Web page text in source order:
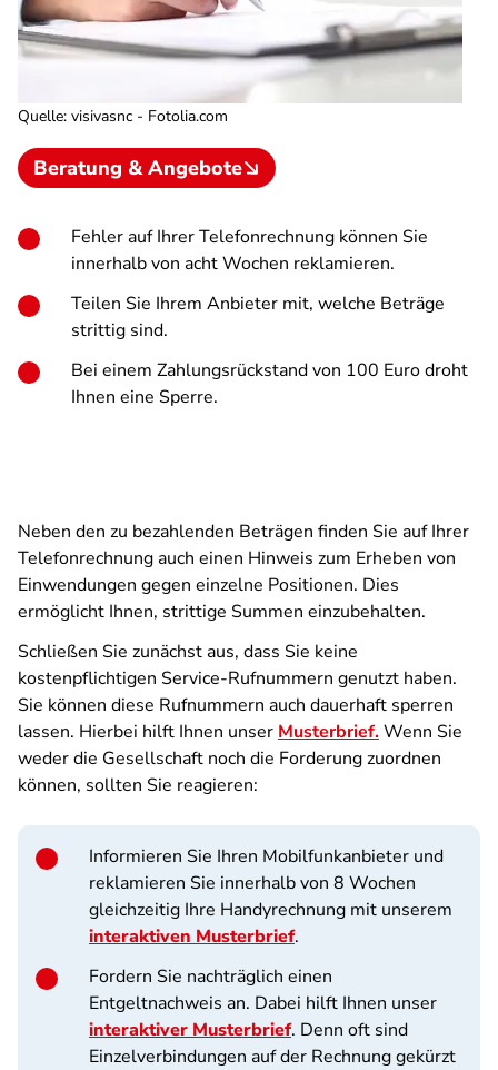
Quelle: visivasnc - Fotolia.com
Beratung & Angebote
Fehler auf Ihrer Telefonrechnung können Sie
innerhalb von acht Wochen reklamieren.
Teilen Sie Ihrem Anbieter mit, welche Beträge
strittig sind.
Bei einem Zahlungsrückstand von 100 Euro droht
Ihnen eine Sperre.
Neben den zu bezahlenden Beträgen finden Sie auf Ihrer
Telefonrechnung auch einen Hinweis zum Erheben von
Einwendungen gegen einzelne Positionen. Dies
ermöglicht Ihnen, strittige Summen einzubehalten.
Schließen Sie zunächst aus, dass Sie keine
kostenpflichtigen Service-Rufnummern genutzt haben.
Sie können diese Rufnummern auch dauerhaft sperren
lassen. Hierbei hilft Ihnen unser Musterbrief.Wenn Sie
weder die Gesellschaft noch die Forderung zuordnen
können, sollten Sie reagieren:
Informieren Sie Ihren Mobilfunkanbieter und
reklamieren Sie innerhalb von 8 Wochen
gleichzeitig Ihre Handyrechnung mit unserem
interaktiven Musterbrief.
Fordern Sie nachträglich einen
Entgeltnachweis an. Dabei hilft Ihnen unser
interaktiver Musterbrief. Denn oft sind
Einzelverbindungen auf der Rechnung gekürzt